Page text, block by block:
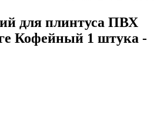
для плинтуса ПВХ
Кофейный 1 штука -